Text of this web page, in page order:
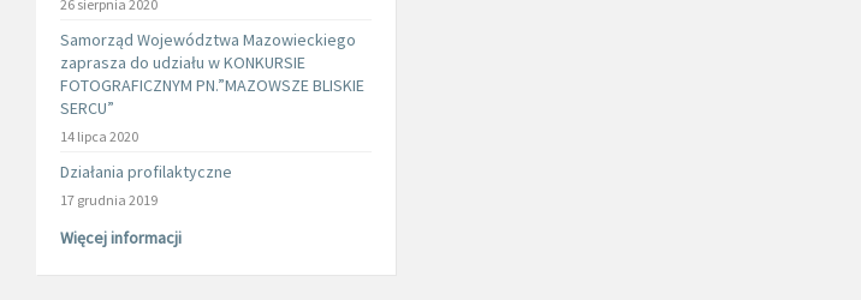
26 sierpnia 2020
Samorząd Województwa Mazowieckiego
zaprasza do udziału w KONKURSIE
FOTOGRAFICZNYM PN.”MAZOWSZE BLISKIE
SERCU”
14 lipca 2020
Działania profilaktyczne
17 grudnia 2019
Więcej informacji